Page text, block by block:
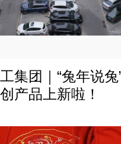
集团｜“兔年说兔
产品上新啦！